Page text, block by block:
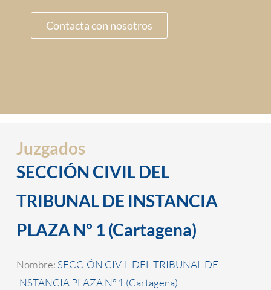
Contacta con nosotros
Juzgados
SECCIÓN CIVIL DEL
TRIBUNAL DE INSTANCIA
PLAZA Nº 1 (Cartagena)
Nombre: SECCIÓN CIVIL DEL TRIBUNAL DE
INSTANCIA PLAZA Nº 1 (Cartagena)